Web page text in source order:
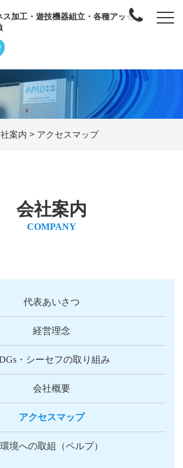
加工・遊技機器組立・各種アッセ
案内 > アクセスマップ
会社案内
COMPANY
代表あいさつ
経営理念
・シーセフの取り組み
会社概要
アクセスマップ
環境への取組（ペルプ）